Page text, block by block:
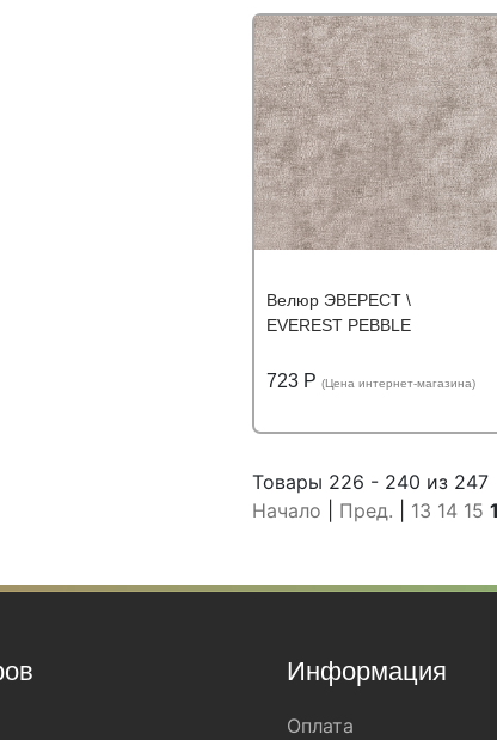
Велюр ЭВЕРЕСТ \
EVEREST PEBBLE
723 Р (Цена интернет-магазина)
Товары 226 - 240 из 247
Начало
Пред. 13 14 15
Информация
Оплата